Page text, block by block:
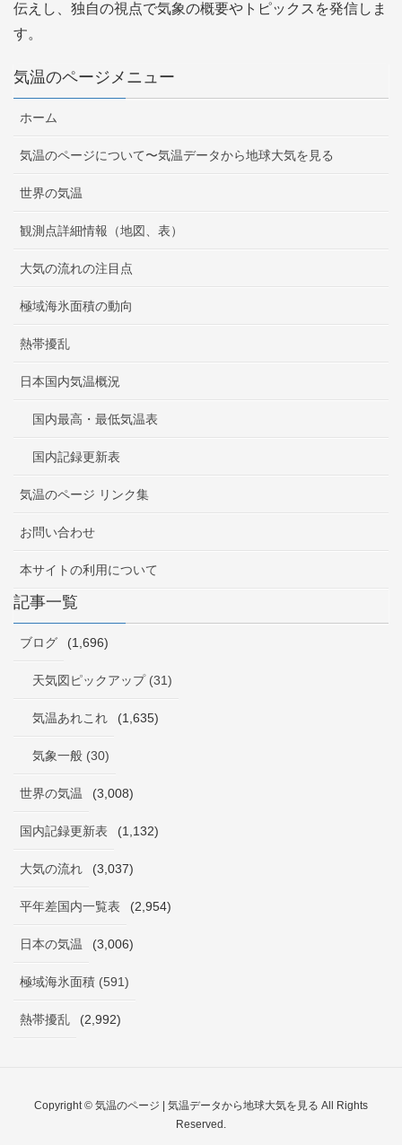
伝えし、独自の視点で気象の概要やトピックスを発信しま
す。
気温のページメニュー
ホーム
気温のページについて〜気温データから地球大気を見る
世界の気温
観測点詳細情報（地図、表）
大気の流れの注目点
極域海氷面積の動向
熱帯擾乱
日本国内気温概況
国内最高・最低気温表
国内記録更新表
気温のページ リンク集
お問い合わせ
本サイトの利用について
記事一覧
ブログ (1,696)
天気図ピックアップ (31)
気温あれこれ (1,635)
気象一般 (30)
世界の気温 (3,008)
国内記録更新表 (1,132)
大気の流れ (3,037)
平年差国内一覧表 (2,954)
日本の気温 (3,006)
極域海氷面積 (591)
熱帯擾乱 (2,992)
Copyright © 気温のページ | 気温データから地球大気を見る All Rights
Reserved.